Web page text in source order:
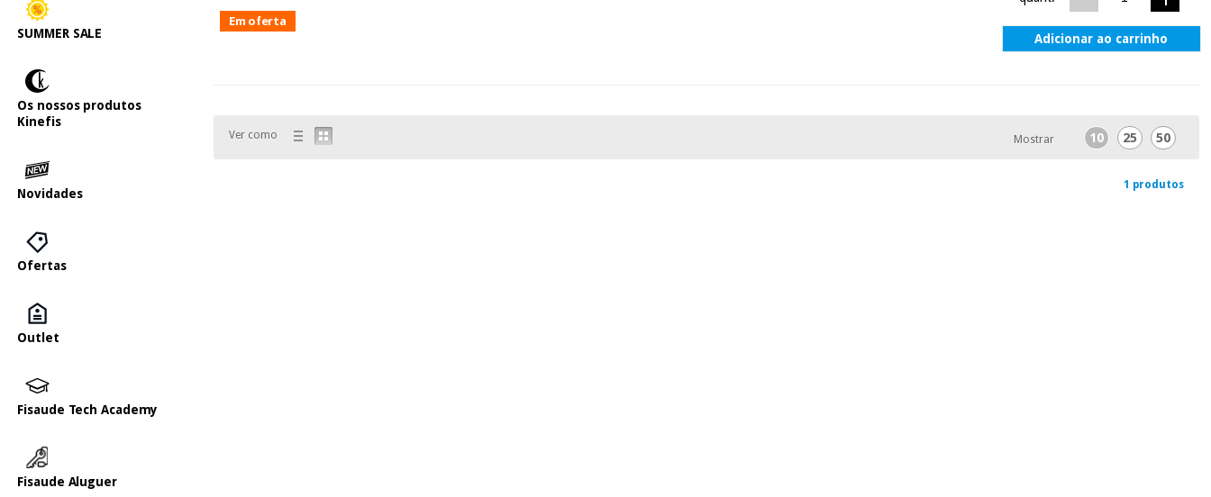
SUMMER SALE
Os nossos produtos
Kinefis
Novidades
Ofertas
Outlet
Fisaude Tech Academy
Fisaude Aluguer
Em oferta
Adicionar ao carrinho
Ver como Mostrar 10 25 50
1 produtos